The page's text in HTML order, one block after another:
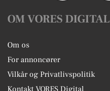
OM VORES DIGITAL
Om os
For annoncører
Vilkår og Privatlivspolitik
Kontakt VORES Digital